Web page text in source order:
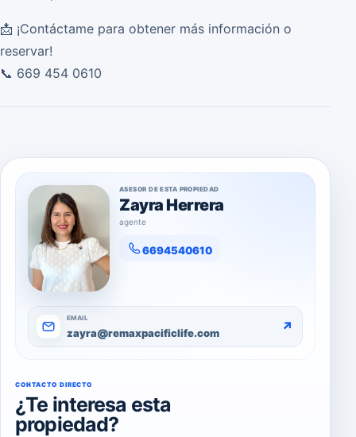
📩 ¡Contáctame para obtener más información o
reservar!
📞 669 454 0610
ASESOR DE ESTA PROPIEDAD
Zayra Herrera
agente
6694540610
EMAIL
zayra@remaxpacificlife.com ↗
CONTACTO DIRECTO
¿Te interesa esta
propiedad?